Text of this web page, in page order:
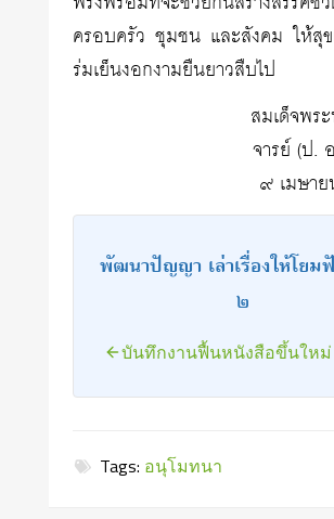
ครอบครัว ชุมชน และสังคม ให้สุ
ร่มเย็นงอกงามยืนยาวสืบไป
สมเด็จพร
จารย์ (ป.
๙ เมษา
พัฒนาปัญญา เล่าเรื่องให้โยม
๒
บันทึกงานฟื้นหนังสือขึ้นใหม่
Tags: อนุโมทนา